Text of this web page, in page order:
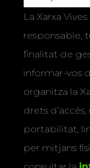
La Xarxa
responsable,
finalitat de
informar-vos
organitza la
drets
portabilitat,
per mitjans